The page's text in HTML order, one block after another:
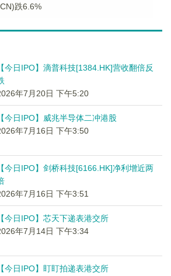
跌6.6%
【今日IPO】滴普科技[1384.HK]营收翻倍反
年7月20日 下午5:20
【今日IPO】威兆半导体二冲港股
年7月16日 下午3:50
【今日IPO】剑桥科技[6166.HK]净利增近两
年7月16日 下午3:51
【今日IPO】芯天下递表港交所
年7月14日 下午3:34
【今日IPO】盯盯拍递表港交所